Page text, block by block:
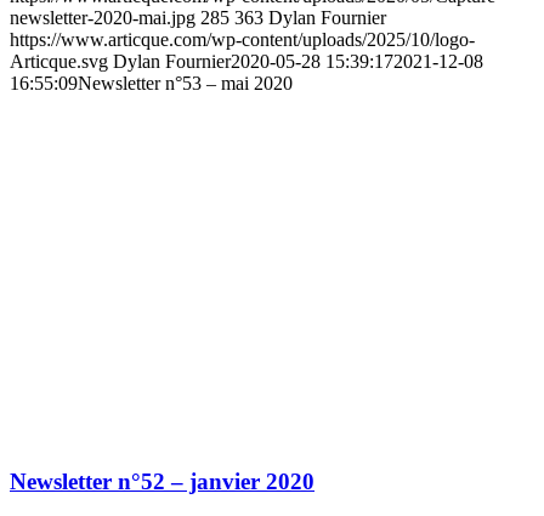
newsletter-2020-mai.jpg 285 363 Dylan Fournier
https://www.articque.com/wp-content/uploads/2025/10/logo-
Articque.svg Dylan Fournier2020-05-28 15:39:172021-12-08
16:55:09Newsletter n°53 – mai 2020
Newsletter n°52 – janvier 2020